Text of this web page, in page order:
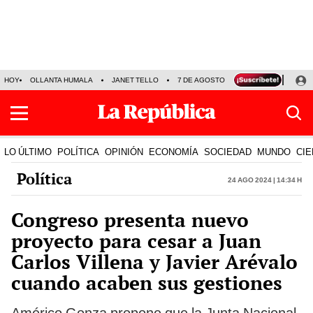
HOY OLLANTA HUMALA JANET TELLO 7 DE AGOSTO TINKA RESULTADOS
LO ÚLTIMO POLÍTICA OPINIÓN ECONOMÍA SOCIEDAD MUNDO
Política 24 Ago 2024 | 14:34 h
Congreso presenta nuevo
proyecto para cesar a Juan
Carlos Villena y Javier Arévalo
cuando acaben sus gestiones